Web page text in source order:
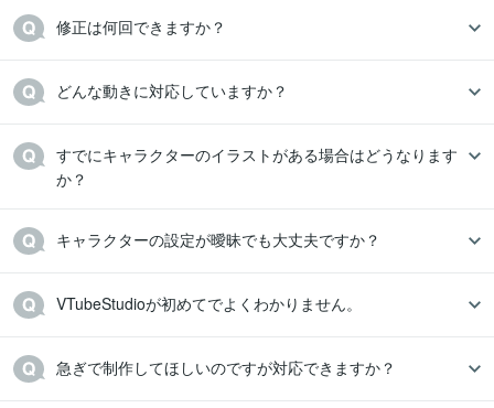
修正は何回できますか？
どんな動きに対応していますか？
すでにキャラクターのイラストがある場合はどうなります
か？
キャラクターの設定が曖昧でも大丈夫ですか？
VTubeStudioが初めてでよくわかりません。
急ぎで制作してほしいのですが対応できますか？